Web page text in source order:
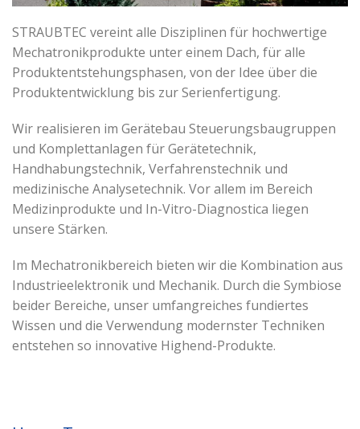
STRAUBTEC vereint alle Disziplinen für hochwertige
Mechatronikprodukte unter einem Dach, für alle
Produktentstehungsphasen, von der Idee über die
Produktentwicklung bis zur Serienfertigung.
Wir realisieren im Gerätebau Steuerungsbaugruppen
und Komplettanlagen für Gerätetechnik,
Handhabungstechnik, Verfahrenstechnik und
medizinische Analysetechnik. Vor allem im Bereich
Medizinprodukte und In-Vitro-Diagnostica liegen
unsere Stärken.
Im Mechatronikbereich bieten wir die Kombination aus
Industrieelektronik und Mechanik. Durch die Symbiose
beider Bereiche, unser umfangreiches fundiertes
Wissen und die Verwendung modernster Techniken
entstehen so innovative Highend-Produkte.